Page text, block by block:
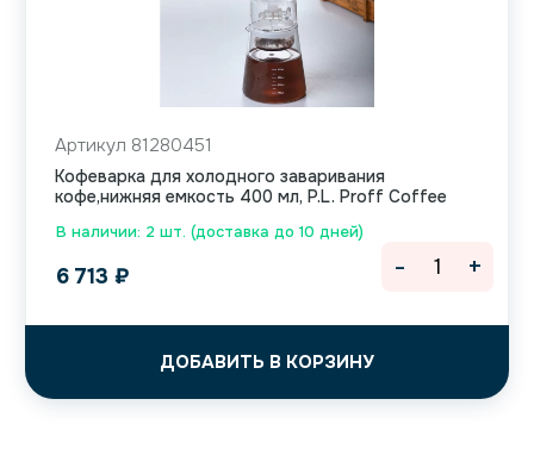
В наличии: 2 шт. (доставка до 10 дней)
Артикул 81280451
Кофеварка для холодного заваривания
кофе,нижняя емкость 400 мл, P.L. Proff Coffee
6 713 ₽
ДОБАВИТЬ В КОРЗИНУ
- +